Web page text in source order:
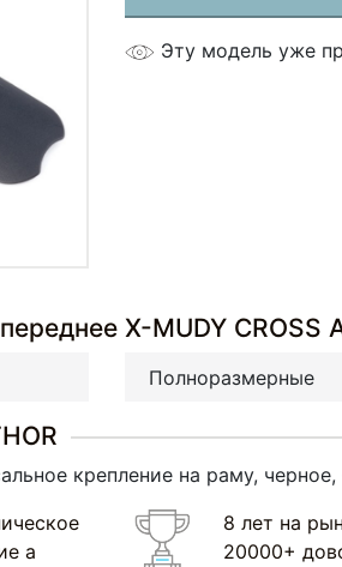
Эту модель уже
X-MUDY CROSS
Полноразмерные
крепление на раму, черное,
а
8 лет на
20000+